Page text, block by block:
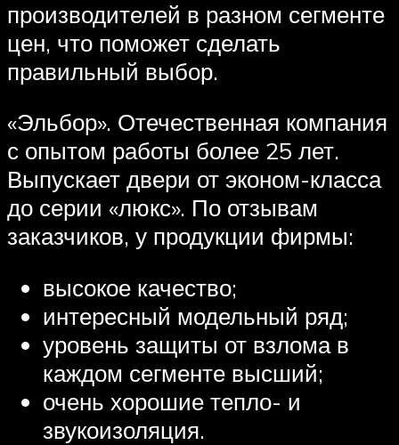
производителей в разном сегменте
цен, что поможет сделать
правильный выбор.
«Эльбор». Отечественная компания
с опытом работы более 25 лет.
Выпускает двери от эконом-класса
до серии «люкс». По отзывам
заказчиков, у продукции фирмы:
высокое качество;
интересный модельный ряд;
уровень защиты от взлома в
каждом сегменте высший;
очень хорошие тепло- и
звукоизоляция.